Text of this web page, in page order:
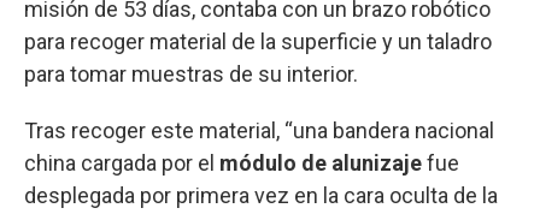
misión de 53 días, contaba con un brazo robótico
para recoger material de la superficie y un taladro
para tomar muestras de su interior.
Tras recoger este material, “una bandera nacional
china cargada por el módulo de alunizajefue
desplegada por primera vez en la cara oculta de la